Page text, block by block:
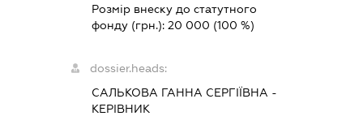
Розмір внеску до статутного
фонду (грн.):20 000 (100 %)
dossier.heads:
САЛЬКОВА ГАННА СЕРГІЇВНА -
КЕРІВНИК